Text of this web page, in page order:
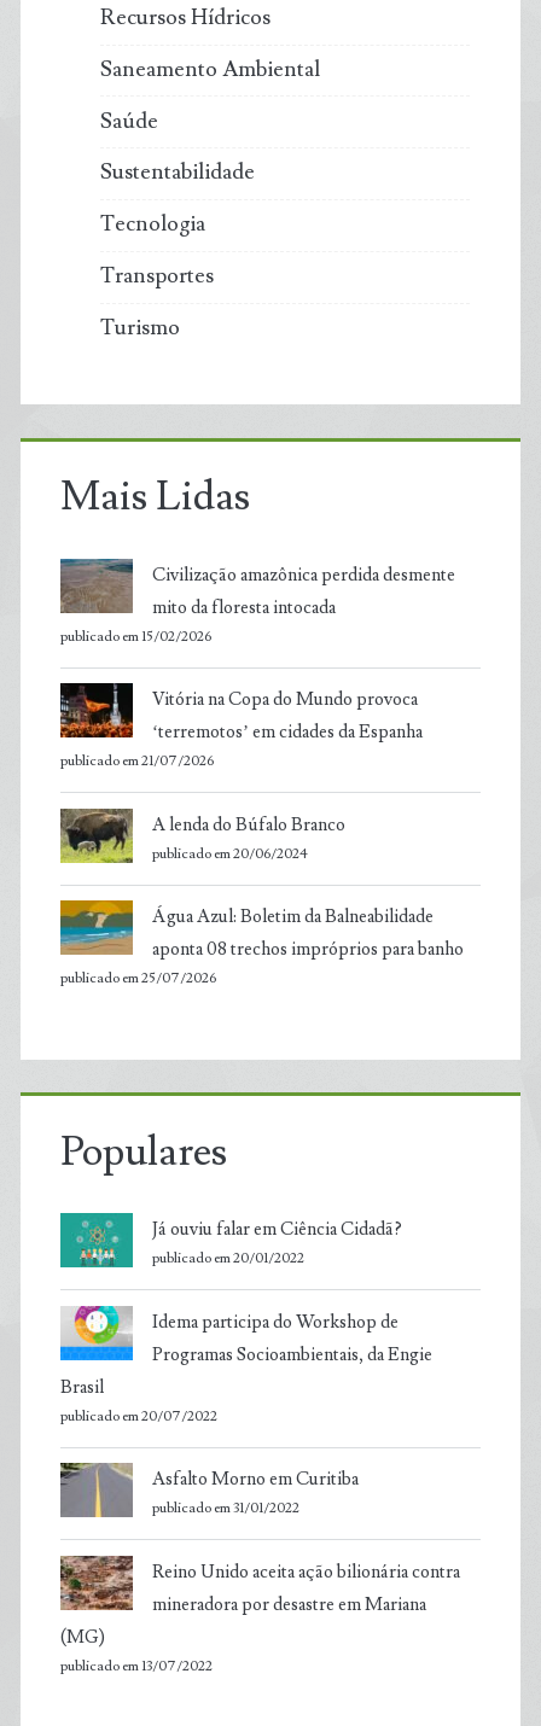
Recursos Hídricos
Saneamento Ambiental
Saúde
Sustentabilidade
Tecnologia
Transportes
Turismo
Mais Lidas
Civilização amazônica perdida desmente
mito da floresta intocada
publicado em 15/02/2026
Vitória na Copa do Mundo provoca
‘terremotos’ em cidades da Espanha
publicado em 21/07/2026
A lenda do Búfalo Branco
publicado em 20/06/2024
Água Azul: Boletim da Balneabilidade
aponta 08 trechos impróprios para banho
publicado em 25/07/2026
Populares
Já ouviu falar em Ciência Cidadã?
publicado em 20/01/2022
Idema participa do Workshop de
Programas Socioambientais, da Engie
Brasil
publicado em 20/07/2022
Asfalto Morno em Curitiba
publicado em 31/01/2022
Reino Unido aceita ação bilionária contra
mineradora por desastre em Mariana
(MG)
publicado em 13/07/2022